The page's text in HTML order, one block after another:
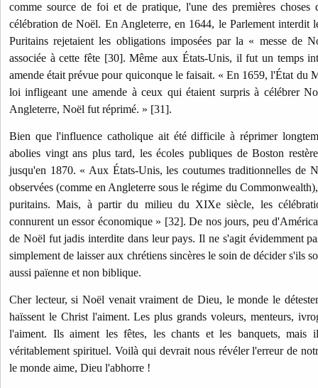
comme source de foi et de pratique, l'une des premières choses
célébration de Noël. En Angleterre, en 1644, le Parlement interdit
Puritains rejetaient les obligations imposées par la « messe de
associée à cette fête [30]. Même aux États-Unis, il fut un temps
amende était prévue pour quiconque le faisait. « En 1659, l'État du
loi infligeant une amende à ceux qui étaient surpris à célébrer
Angleterre, Noël fut réprimé. » [31].
Bien que l'influence catholique ait été difficile à réprimer
abolies vingt ans plus tard, les écoles publiques de Boston
jusqu'en 1870. « Aux États-Unis, les coutumes traditionnelles de
observées (comme en Angleterre sous le régime du
puritains. Mais, à partir du milieu du XIXe siècle, les
connurent un essor économique » [32]. De nos jours, peu
de Noël fut jadis interdite dans leur pays. Il ne s'agit évidemment
simplement de laisser aux chrétiens sincères le soin de décider s'ils
aussi païenne et non biblique.
Cher lecteur, si Noël venait vraiment de Dieu, le monde le
haïssent le Christ l'aiment. Les plus grands voleurs, menteurs,
l'aiment. Ils aiment les fêtes, les chants et les banquets, mais
véritablement spirituel. Voilà qui devrait nous révéler l'erreur de
le monde aime, Dieu l'abhorre !